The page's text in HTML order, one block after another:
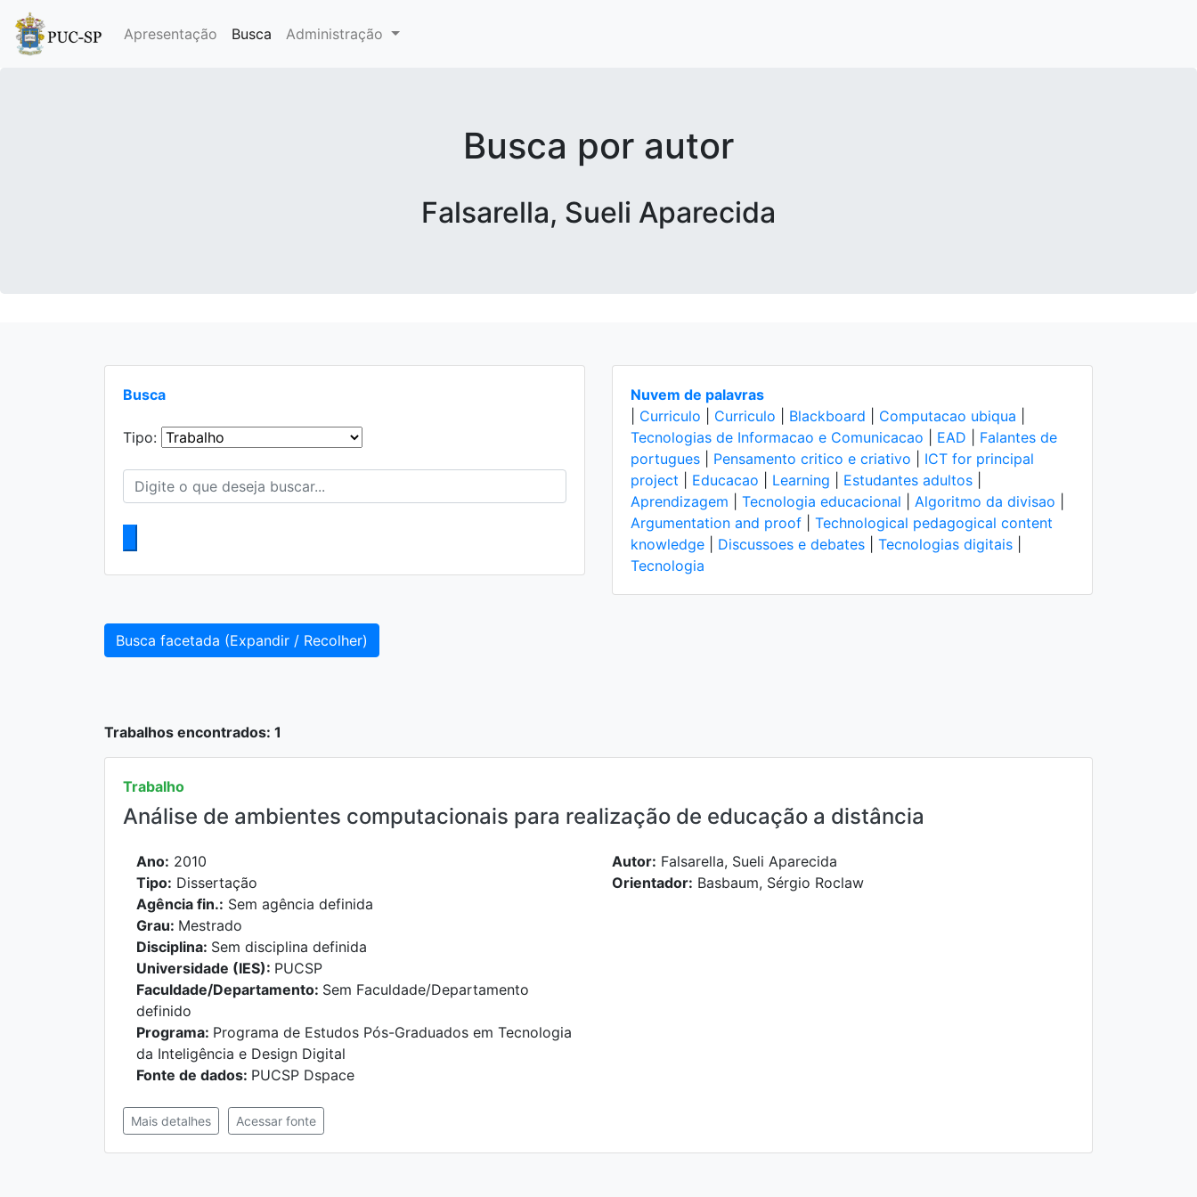
Apresentação Busca Administração
Busca por autor
Falsarella, Sueli Aparecida
Busca
Tipo:
Nuvem de palavras
Curriculo Curriculo Blackboard Computacao ubiqua
Tecnologias de Informacao e Comunicacao
EAD
Falantes de
portugues
Pensamento critico e criativo
ICT for principal
project
Educacao Learning Estudantes adultos
Aprendizagem
Tecnologia educacional Algoritmo da divisao
Argumentation and proof
Technological pedagogical content
knowledge
Discussoes e debates Tecnologias digitais
Tecnologia
Busca facetada (Expandir / Recolher)
Trabalhos encontrados: 1
Trabalho
Análise de ambientes computacionais para realização de educação a distância
Ano: 2010
Tipo: Dissertação
Agência fin.: Sem agência definida
Grau: Mestrado
Disciplina: Sem disciplina definida
Universidade (IES): PUCSP
Faculdade/Departamento: Sem Faculdade/Departamento
definido
Programa: Programa de Estudos Pós-Graduados em Tecnologia
da Inteligência e Design Digital
Fonte de dados: PUCSP Dspace
Autor: Falsarella, Sueli Aparecida
Orientador: Basbaum, Sérgio Roclaw
Mais detalhes Acessar fonte